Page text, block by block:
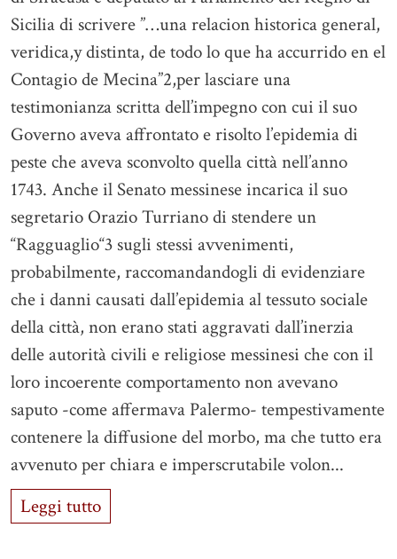
Sicilia di scrivere ”…una relacion historica general,
veridica,y distinta, de todo lo que ha accurrido en el
Contagio de Mecina”2,per lasciare una
testimonianza scritta dell’impegno con cui il suo
Governo aveva affrontato e risolto l’epidemia di
peste che aveva sconvolto quella città nell’anno
1743. Anche il Senato messinese incarica il suo
segretario Orazio Turriano di stendere un
“Ragguaglio“3 sugli stessi avvenimenti,
probabilmente, raccomandandogli di evidenziare
che i danni causati dall’epidemia al tessuto sociale
della città, non erano stati aggravati dall’inerzia
delle autorità civili e religiose messinesi che con il
loro incoerente comportamento non avevano
saputo -come affermava Palermo- tempestivamente
contenere la diffusione del morbo, ma che tutto era
avvenuto per chiara e imperscrutabile volon...
Leggi tutto